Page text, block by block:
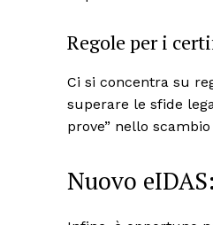
Regole per i
Ci si concentra su
superare le sfide
prove” nello
Nuovo